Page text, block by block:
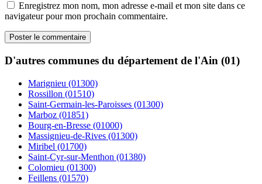
Enregistrez mon nom, mon adresse e-mail et mon site dans ce
navigateur pour mon prochain commentaire.
D'autres communes du département de l'Ain (01)
Marignieu (01300)
Rossillon (01510)
Saint-Germain-les-Paroisses (01300)
Marboz (01851)
Bourg-en-Bresse (01000)
Massignieu-de-Rives (01300)
Miribel (01700)
Saint-Cyr-sur-Menthon (01380)
Colomieu (01300)
Feillens (01570)